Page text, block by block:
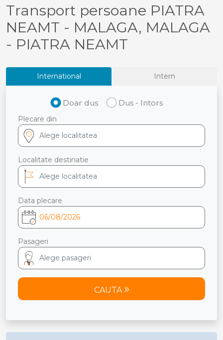
Transport persoane PIATRA
NEAMT - MALAGA, MALAGA
- PIATRA NEAMT
International Intern
Doar dus Dus - Intors
Plecare din
Localitate destinatie
Data plecare
Pasageri
CAUTA